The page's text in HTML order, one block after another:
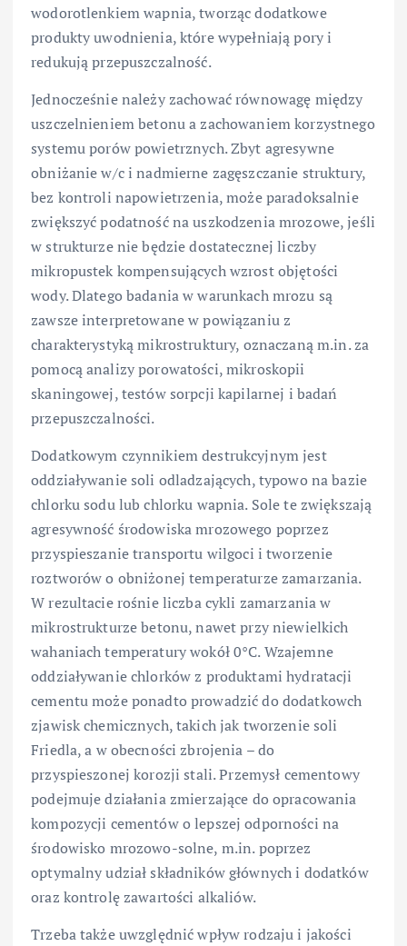
wodorotlenkiem wapnia, tworząc dodatkowe
produkty uwodnienia, które wypełniają pory i
redukują przepuszczalność.
Jednocześnie należy zachować równowagę między
uszczelnieniem betonu a zachowaniem korzystnego
systemu porów powietrznych. Zbyt agresywne
obniżanie w/c i nadmierne zagęszczanie struktury,
bez kontroli napowietrzenia, może paradoksalnie
zwiększyć podatność na uszkodzenia mrozowe, jeśli
w strukturze nie będzie dostatecznej liczby
mikropustek kompensujących wzrost objętości
wody. Dlatego badania w warunkach mrozu są
zawsze interpretowane w powiązaniu z
charakterystyką mikrostruktury, oznaczaną m.in. za
pomocą analizy porowatości, mikroskopii
skaningowej, testów sorpcji kapilarnej i badań
przepuszczalności.
Dodatkowym czynnikiem destrukcyjnym jest
oddziaływanie soli odladzających, typowo na bazie
chlorku sodu lub chlorku wapnia. Sole te zwiększają
agresywność środowiska mrozowego poprzez
przyspieszanie transportu wilgoci i tworzenie
roztworów o obniżonej temperaturze zamarzania.
W rezultacie rośnie liczba cykli zamarzania w
mikrostrukturze betonu, nawet przy niewielkich
wahaniach temperatury wokół 0°C. Wzajemne
oddziaływanie chlorków z produktami hydratacji
cementu może ponadto prowadzić do dodatkowch
zjawisk chemicznych, takich jak tworzenie soli
Friedla, a w obecności zbrojenia – do
przyspieszonej korozji stali. Przemysł cementowy
podejmuje działania zmierzające do opracowania
kompozycji cementów o lepszej odporności na
środowisko mrozowo-solne, m.in. poprzez
optymalny udział składników głównych i dodatków
oraz kontrolę zawartości alkaliów.
Trzeba także uwzględnić wpływ rodzaju i jakości